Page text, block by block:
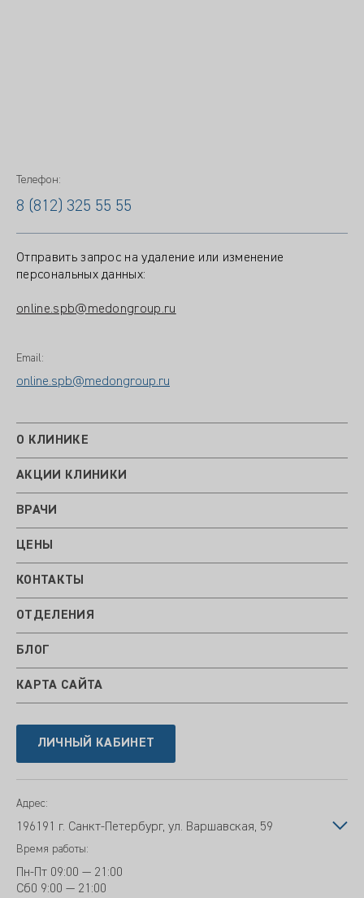
Телефон:
8 (812) 325 55 55
Отправить запрос на удаление или изменение
персональных данных:
online.spb@medongroup.ru
Email:
online.spb@medongroup.ru
О КЛИНИКЕ
АКЦИИ КЛИНИКИ
ВРАЧИ
ЦЕНЫ
КОНТАКТЫ
ОТДЕЛЕНИЯ
БЛОГ
КАРТА САЙТА
ЛИЧНЫЙ КАБИНЕТ
Адрес:
196191 г. Санкт-Петербург, ул. Варшавская, 59
Время работы:
Пн-Пт 09:00 — 21:00
Сб0 9:00 — 21:00